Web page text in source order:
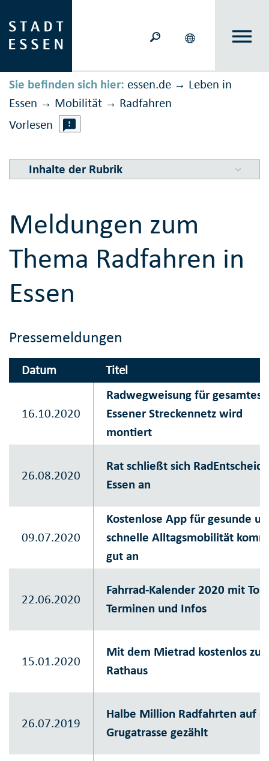
Sie befinden sich hier: essen.de → Leben in
Essen → Mobilität → Rad­fahren
Vorlesen
Inhalte der Rubrik
Meldungen zum
Thema Radfahren in
Essen
Pressemeldungen
Datum Titel
16.10.2020
Radwegweisung für gesamtes
Essener Streckennetz wird
montiert
26.08.2020
Rat schließt sich RadEntscheid
Essen an
09.07.2020
Kostenlose App für gesunde
schnelle Alltagsmobilität
gut an
22.06.2020
Fahrrad-Kalender 2020 mit
Terminen und Infos
15.01.2020
Mit dem Mietrad kostenlos
Rathaus
26.07.2019
Halbe Million Radfahrten auf
Grugatrasse gezählt